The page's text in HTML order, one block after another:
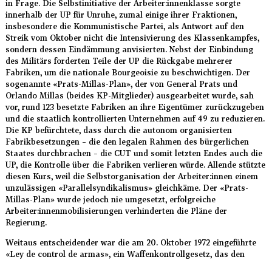
in Frage. Die Selbstinitiative der Arbeiter:innenklasse sorgte
innerhalb der UP für Unruhe, zumal einige ihrer Fraktionen,
insbesondere die Kommunistische Partei, als Antwort auf den
Streik vom Oktober nicht die Intensivierung des Klassenkampfes,
sondern dessen Eindämmung anvisierten. Nebst der Einbindung
des Militärs forderten Teile der UP die Rückgabe mehrerer
Fabriken, um die nationale Bourgeoisie zu beschwichtigen. Der
sogenannte «Prats-Millas-Plan», der von General Prats und
Orlando Millas (beides KP-Mitglieder) ausgearbeitet wurde, sah
vor, rund 123 besetzte Fabriken an ihre Eigentümer zurückzugeben
und die staatlich kontrollierten Unternehmen auf 49 zu reduzieren.
Die KP befürchtete, dass durch die autonom organisierten
Fabrikbesetzungen – die den legalen Rahmen des bürgerlichen
Staates durchbrachen – die CUT und somit letzten Endes auch die
UP, die Kontrolle über die Fabriken verlieren würde. Allende stützte
diesen Kurs, weil die Selbstorganisation der Arbeiter:innen einem
unzulässigen «Parallelsyndikalismus» gleichkäme. Der «Prats-
Millas-Plan» wurde jedoch nie umgesetzt, erfolgreiche
Arbeiter:innenmobilisierungen verhinderten die Pläne der
Regierung.
Weitaus entscheidender war die am 20. Oktober 1972 eingeführte
«Ley de control de armas», ein Waffenkontrollgesetz, das den